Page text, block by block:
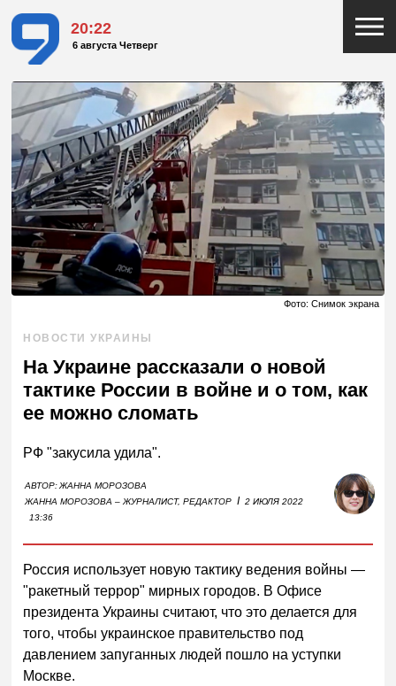
20:22
6 августа Четверг
Фото: Снимок экрана
НОВОСТИ УКРАИНЫ
На Украине рассказали о новой
тактике России в войне и о том, как
ее можно сломать
РФ "закусила удила".
АВТОР:ЖАННА МОРОЗОВА
ЖАННА МОРОЗОВА – ЖУРНАЛИСТ, РЕДАКТОР I 2 ИЮЛЯ 2022
13:36
Россия использует новую тактику ведения войны —
"ракетный террор" мирных городов. В Офисе
президента Украины считают, что это делается для
того, чтобы украинское правительство под
давлением запуганных людей пошло на уступки
Москве.